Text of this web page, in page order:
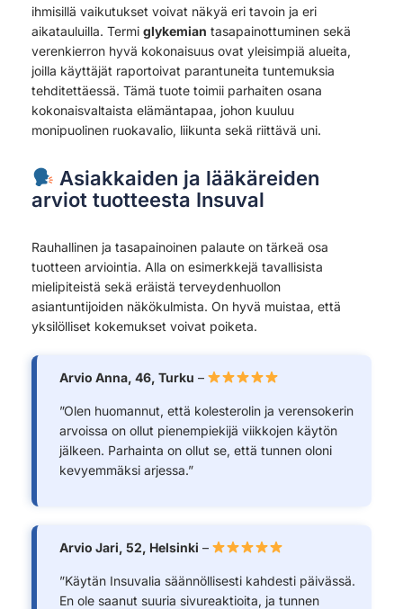
ihmisillä vaikutukset voivat näkyä eri tavoin ja eri
aikatauluilla. Termi glykemian tasapainottuminen sekä
verenkierron hyvä kokonaisuus ovat yleisimpiä alueita,
joilla käyttäjät raportoivat parantuneita tuntemuksia
tehditettäessä. Tämä tuote toimii parhaiten osana
kokonaisvaltaista elämäntapaa, johon kuuluu
monipuolinen ruokavalio, liikunta sekä riittävä uni.
Asiakkaiden ja lääkäreiden
arviot tuotteesta Insuval
Rauhallinen ja tasapainoinen palaute on tärkeä osa
tuotteen arviointia. Alla on esimerkkejä tavallisista
mielipiteistä sekä eräistä terveydenhuollon
asiantuntijoiden näkökulmista. On hyvä muistaa, että
yksilölliset kokemukset voivat poiketa.
Arvio Anna, 46, Turku –
”Olen huomannut, että kolesterolin ja verensokerin
arvoissa on ollut pienempiekijä viikkojen käytön
jälkeen. Parhainta on ollut se, että tunnen oloni
kevyemmäksi arjessa.”
Arvio Jari, 52, Helsinki –
”Käytän Insuvalia säännöllisesti kahdesti päivässä.
En ole saanut suuria sivureaktioita, ja tunnen